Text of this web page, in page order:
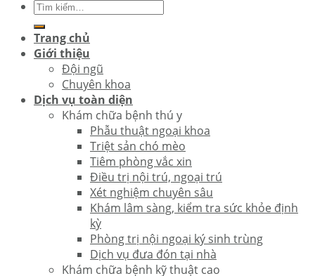
Trang chủ
Giới thiệu
Đội ngũ
Chuyên khoa
Dịch vụ toàn diện
Khám chữa bệnh thú y
Phẫu thuật ngoại khoa
Triệt sản chó mèo
Tiêm phòng vắc xin
Điều trị nội trú, ngoại trú
Xét nghiệm chuyên sâu
Khám lâm sàng, kiểm tra sức khỏe định
kỳ
Phòng trị nội ngoại ký sinh trùng
Dịch vụ đưa đón tại nhà
Khám chữa bệnh kỹ thuật cao